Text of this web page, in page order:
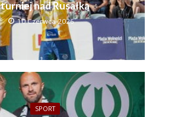
turniej nad Rusałką
10 Czerwca 2026
SPORT